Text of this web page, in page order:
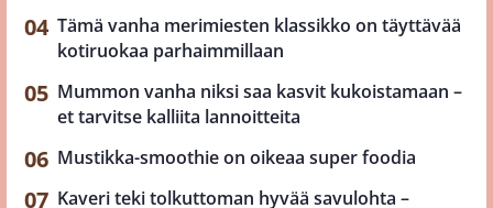
Tämä vanha merimiesten klassikko on täyttävää
kotiruokaa parhaimmillaan
Mummon vanha niksi saa kasvit kukoistamaan –
et tarvitse kalliita lannoitteita
Mustikka-smoothie on oikeaa super foodia
Kaveri teki tolkuttoman hyvää savulohta –